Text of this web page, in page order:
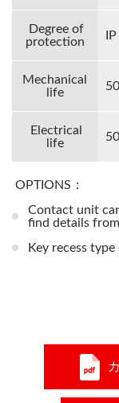
Degree of
protection
Mechanical
life
Electrical
life
OPTIONS：
Contact unit
find details
Key recess